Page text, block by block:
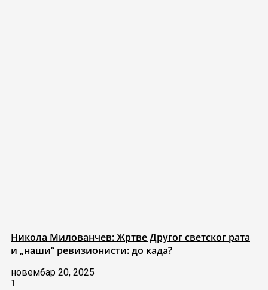
Никола Милованчев: Жртве Другог светског рата
и „наши“ ревизионисти: до када?
новембар 20, 2025